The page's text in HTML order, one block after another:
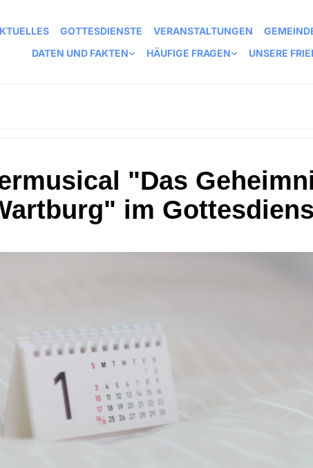
GOTTESDIENSTE VERANSTALTUNGEN
DATEN UND FAKTEN
HÄUFIGE FRAGEN UNSERE
"Das
im